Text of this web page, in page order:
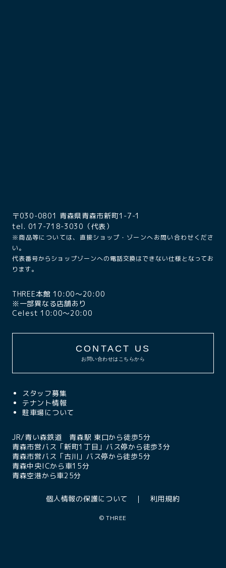
〒030-0801 青森県青森市新町1-7-1
tel. 017-718-3030（代表）
※商品等については、直接ショップ・ゾーンへお問い合わせくださ
い。
代表番号からショップゾーンへの電話交換はできない仕様となってお
ります。
THREE本館 10:00〜20:00
※一部異なる店舗あり
Celest 10:00〜20:00
CONTACT US
お問い合わせはこちらから
スタッフ募集
テナント情報
駐車場について
JR/青い森鉄道 青森駅 東口から徒歩5分
青森市営バス「新町1丁目」バス停から徒歩3分
青森市営バス「古川」バス停から徒歩5分
青森中央ICから車15分
青森空港から車25分
個人情報の保護について 利用規約
©THREE